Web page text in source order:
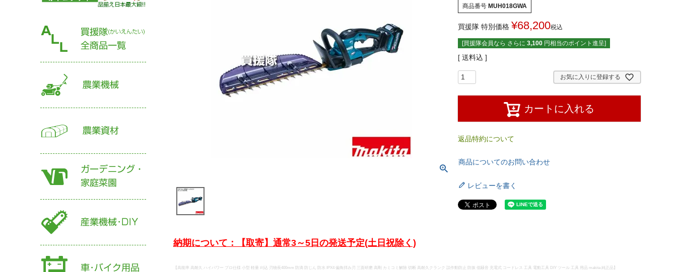
商品番号 MUH018GWA
買援隊 特別価格 ¥68,200税込
[買援隊会員なら さらに 3,100 円相当のポイント進呈]
送料込
お気に入りに登録する
カートに入れる
返品特約について
商品についてのお問い合わせ
レビューを書く
納期について：【取寄】通常3～5日の発送予定(土日祝除く)
【高能率 高耐久 ハイパワー プロ仕様 小型 軽量 刈込 刃物長400mm 防滴 防じん 防水 IPX4 偏角拝み刃 三面研磨 高剛 カミコミ解除 切断 高耐久クランク 誤作動防止 防振 低騒音 充電式 コードレス 工具 電動工具 DIY ツール 工具 用品 makita 純正品】